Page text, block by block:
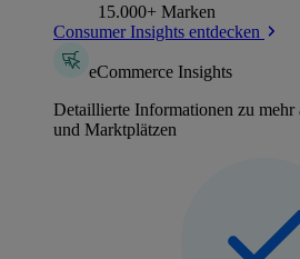
15.000+ Marken
Consumer Insights entdecken
eCommerce Insights
Detaillierte Informationen zu
und Marktplätzen